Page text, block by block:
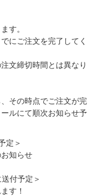
す。
にご注文を完了してく
文締切時間とは異なり
その時点でご注文が完
ルにて順次お知らせ予
定＞
知らせ
付予定＞
す！